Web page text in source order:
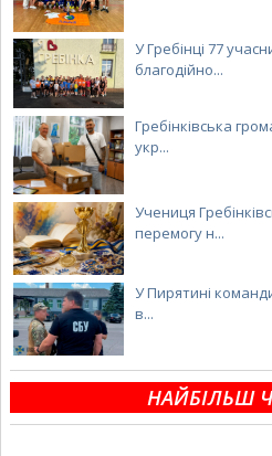
У Гребінці 77
благодійно...
Гребінківська
укр...
Учениця
перемогу н...
У Пирятині
в...
НАЙБІЛЬШ